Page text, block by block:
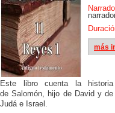
más
Este libro cuenta la
de Salomón, hijo de David y
Judá e Israel.